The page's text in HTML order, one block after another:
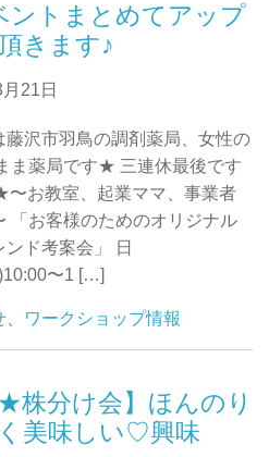
ントまとめてアップ
きます♪
21日
藤沢市羽鳥の調剤薬局、女性の
ま薬局です★ 三連休最後です
〜お教室、起業ママ、事業者
「お客様のためのオリジナル
ド考案会」 日
〜1 […]
ワークショップ情報
★株分け会】ほんのり
美味しい♡興味